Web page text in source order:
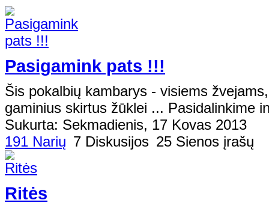
Pasigamink pats !!!
Šis pokalbių kambarys - visiems
gaminius skirtus žūklei ... Pasidalinkime
Sukurta: Sekmadienis, 17 Kovas 2013
191 Narių 7 Diskusijos 25 Sienos įrašų
Ritės